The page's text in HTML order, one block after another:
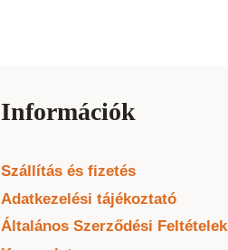
Információk
Szállítás és fizetés
Adatkezelési tájékoztató
Általános Szerződési Feltételek